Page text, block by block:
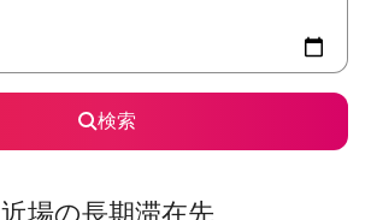
検索